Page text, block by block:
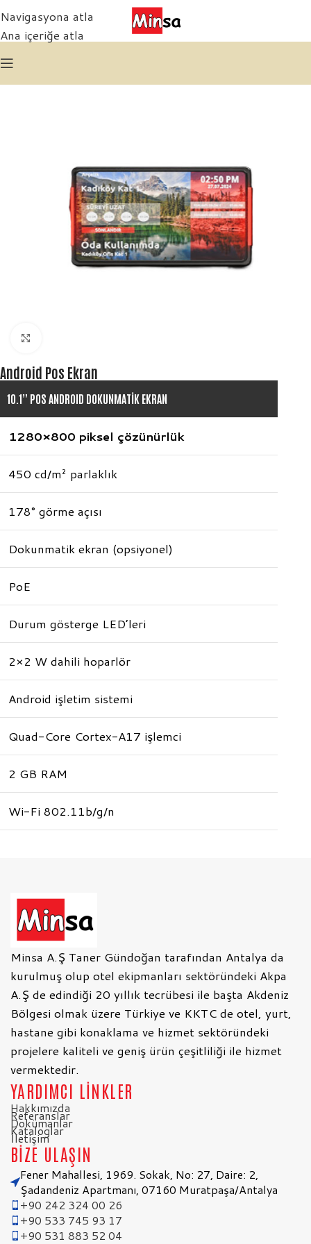
Navigasyona atla
Ana içeriğe atla
Android Pos Ekran
10.1” POS ANDROID DOKUNMATİK EKRAN
1280×800 piksel çözünürlük
450 cd/m² parlaklık
178° görme açısı
Dokunmatik ekran (opsiyonel)
PoE
Durum gösterge LED’leri
2×2 W dahili hoparlör
Android işletim sistemi
Quad-Core Cortex-A17 işlemci
2 GB RAM
Wi-Fi 802.11b/g/n
Minsa A.Ş Taner Gündoğan tarafından Antalya da
kurulmuş olup otel ekipmanları sektöründeki Akpa
A.Ş de edindiği 20 yıllık tecrübesi ile başta Akdeniz
Bölgesi olmak üzere Türkiye ve KKTC de otel, yurt,
hastane gibi konaklama ve hizmet sektöründeki
projelere kaliteli ve geniş ürün çeşitliliği ile hizmet
vermektedir.
YARDIMCI LİNKLER
Hakkımızda
Referanslar
Dokümanlar
Kataloglar
İletişim
BİZE ULAŞIN
Fener Mahallesi, 1969. Sokak, No: 27, Daire: 2,
Şadandeniz Apartmanı, 07160 Muratpaşa/Antalya
+90 242 324 00 26
+90 533 745 93 17
+90 531 883 52 04